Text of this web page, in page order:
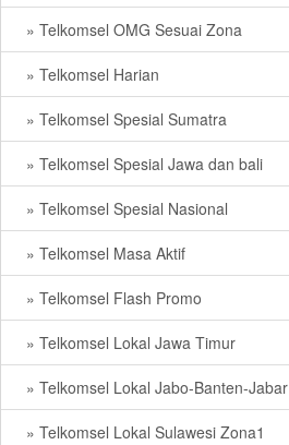
» Telkomsel OMG Sesuai Zona
» Telkomsel Harian
» Telkomsel Spesial Sumatra
» Telkomsel Spesial Jawa dan bali
» Telkomsel Spesial Nasional
» Telkomsel Masa Aktif
» Telkomsel Flash Promo
» Telkomsel Lokal Jawa Timur
» Telkomsel Lokal Jabo-Banten-Jabar
» Telkomsel Lokal Sulawesi Zona1